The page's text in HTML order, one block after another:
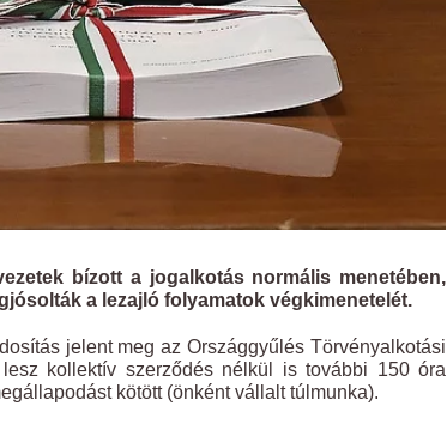
bízott a jogalkotás normális menetében,
a lezajló folyamatok végkimenetelét.
jelent meg az Országgyűlés Törvényalkotási
kollektív szerződés nélkül is további 150 óra
kötött (önként vállalt túlmunka).